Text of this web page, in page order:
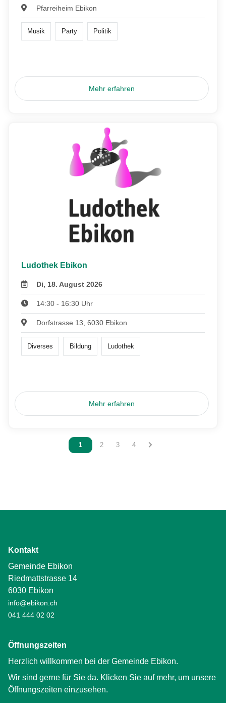
Pfarreiheim Ebikon
Musik Party Politik
Mehr erfahren
Ludothek Ebikon
Di, 18. August 2026
14:30 - 16:30 Uhr
Dorfstrasse 13, 6030 Ebikon
Diverses Bildung Ludothek
Mehr erfahren
Vous êtes sur la page
1 Vous êtes sur la page
2 Vous êtes sur la page
3 Vous êtes sur la page
4
Kontakt
Gemeinde Ebikon
Riedmattstrasse 14
6030 Ebikon
info@ebikon.ch
041 444 02 02
Öffnungszeiten
Herzlich willkommen bei der Gemeinde Ebikon.
Wir sind gerne für Sie da. Klicken Sie auf mehr, um unsere
Öffnungszeiten einzusehen.